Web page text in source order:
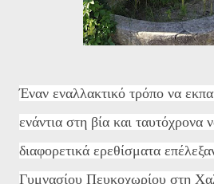
Έναν εναλλακτικό τρόπο να
ενάντια στη βία και ταυτόχρονα
διαφορετικά ερεθίσματα
Γυμνασίου Πευκοχωρίου στη